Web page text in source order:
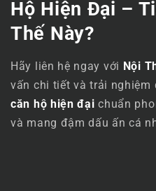
Hộ Hiện Đại –
Thế Này?
Hãy liên hệ ngay với Nội
vấn chi tiết và trải
căn hộ hiện đại chuẩn
và mang đậm dấu ấn cá